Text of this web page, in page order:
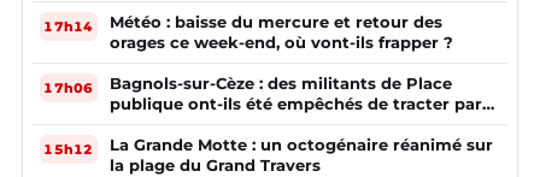
17h14
Météo : baisse du mercure et retour des
orages ce week-end, où vont-ils frapper ?
17h06
Bagnols-sur-Cèze : des militants de Place
publique ont-ils été empêchés de tracter par
la mairie ?
15h12
La Grande Motte : un octogénaire réanimé sur
la plage du Grand Travers